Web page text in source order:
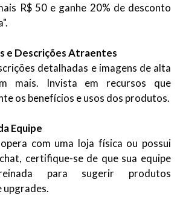
R$ 50 e ganhe 20% de desconto
e Descrições Atraentes
detalhadas e imagens de alta
mais. Invista em recursos que
os benefícios e usos dos produtos.
Equipe
com uma loja física ou possui
certifique-se de que sua equipe
para sugerir produtos
upgrades.